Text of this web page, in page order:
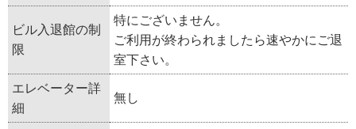
ビル入退館の制
限
特にございません。
ご利用が終わられましたら速やかにご退
室下さい。
エレベーター詳
細
無し